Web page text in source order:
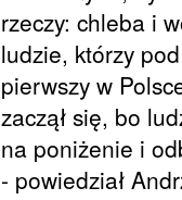
rzeczy: chleba i
ludzie, którzy
pierwszy w
zaczął się, bo
na poniżenie i
- powiedział